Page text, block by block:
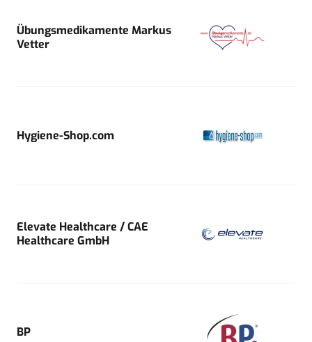
Übungsmedikamente Markus
Vetter
Hygiene-Shop.com
Elevate Healthcare / CAE
Healthcare GmbH
BP